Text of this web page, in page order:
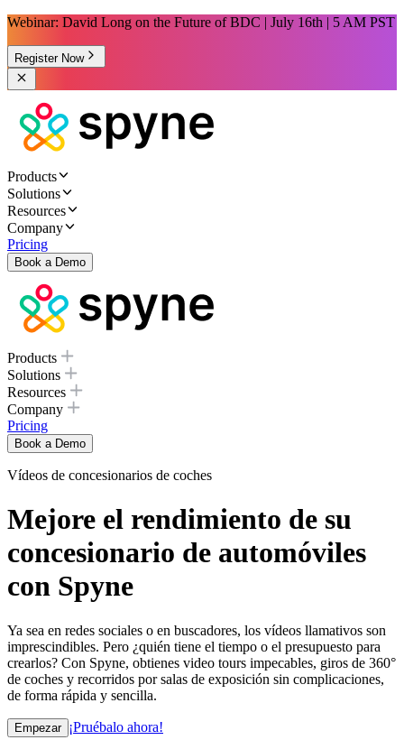
Webinar: David Long on the Future of BDC | July 16th | 5 AM PST
Register Now
Products
Solutions
Resources
Company
Pricing
Book a Demo
Products
Solutions
Resources
Company
Pricing
Book a Demo
Vídeos de concesionarios de coches
Mejore el rendimiento de su
concesionario de automóviles
con Spyne
Ya sea en redes sociales o en buscadores, los vídeos llamativos son
imprescindibles. Pero ¿quién tiene el tiempo o el presupuesto para
crearlos? Con Spyne, obtienes video tours impecables, giros de 360°
de coches y recorridos por salas de exposición sin complicaciones,
de forma rápida y sencilla.
Empezar ¡Pruébalo ahora!